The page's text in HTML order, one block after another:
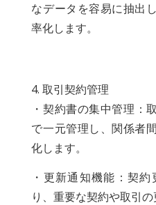
なデータを容易に抽出
率化します。
4. 取引契約管理
・契約書の集中管理：
で一元管理し、関係者
化します。
・更新通知機能：契
り、重要な契約や取引の